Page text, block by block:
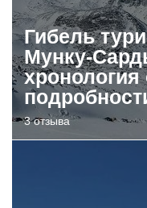
Гибель
Мунку-
3 отзыва